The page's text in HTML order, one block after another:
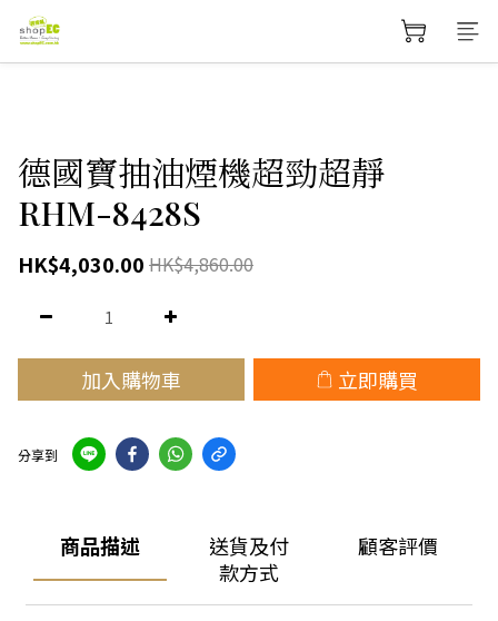
德國寶抽油煙機超勁超靜
RHM-8428S
HK$4,030.00 HK$4,860.00
加入購物車 立即購買
分享到
商品描述
送貨及付
款方式
顧客評價